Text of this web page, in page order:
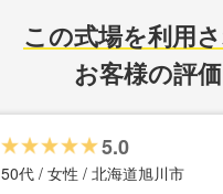
この式場を利用
お客様の評価
5.0
50代 / 女性 / 北海道旭川市